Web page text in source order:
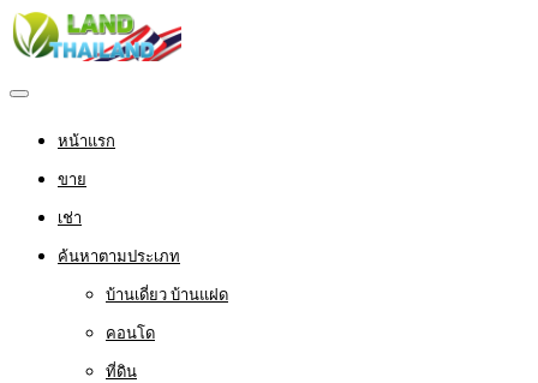
หน้าแรก
ขาย
เช่า
ค้นหาตามประเภท
บ้านเดี่ยว บ้านแฝด
คอนโด
ที่ดิน